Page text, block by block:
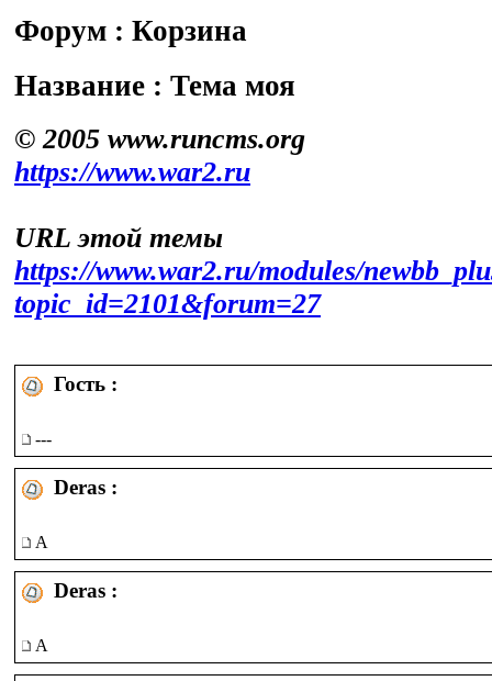
Форум : Корзина
Название : Тема моя
© 2005 www.runcms.org
https://www.war2.ru
URL этой темы
https://www.war2.ru/modules/
topic_id=2101&forum=27
Гость :
---
Deras :
А
Deras :
А